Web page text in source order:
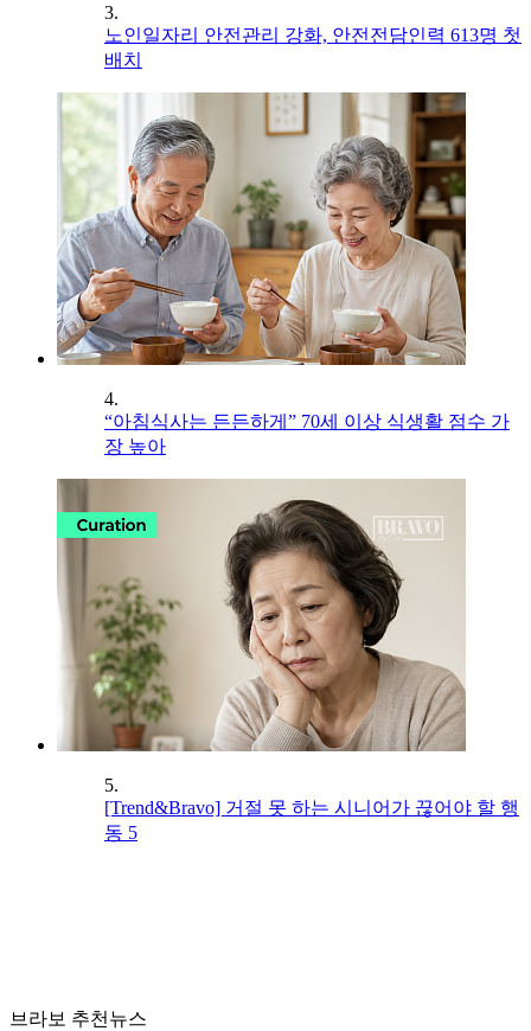
3.
노인일자리 안전관리 강화, 안전전담인력 613명 첫
배치
4.
“아침식사는 든든하게” 70세 이상 식생활 점수 가
장 높아
5.
[Trend&Bravo] 거절 못 하는 시니어가 끊어야 할 행
동 5
브라보 추천뉴스